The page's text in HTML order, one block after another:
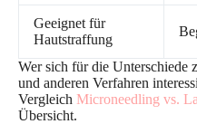
Geeignet für
Hautstraffung
Wer sich für die Unterschiede
und anderen Verfahren
Vergleich Microneedling vs.
Übersicht.